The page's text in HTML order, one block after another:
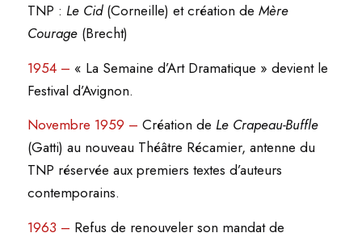
TNP : Le Cid (Corneille) et création de Mère
Courage(Brecht)
1954 – « La Semaine d’Art Dramatique » devient le
Festival d’Avignon.
Novembre 1959 – Création de Le Crapeau-Buffle
(Gatti) au nouveau Théâtre Récamier, antenne du
TNP réservée aux premiers textes d’auteurs
contemporains.
1963 – Refus de renouveler son mandat de